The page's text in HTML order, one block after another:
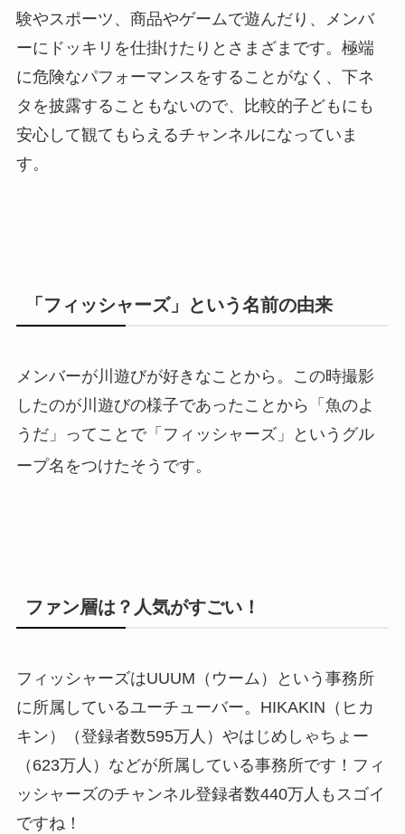
験やスポーツ、商品やゲームで遊んだり、メンバ
ーにドッキリを仕掛けたりとさまざまです。極端
に危険なパフォーマンスをすることがなく、下ネ
タを披露することもないので、比較的子どもにも
安心して観てもらえるチャンネルになっていま
す。
「フィッシャーズ」という名前の由来
メンバーが川遊びが好きなことから。この時撮影
したのが川遊びの様子であったことから「魚のよ
うだ」ってことで「フィッシャーズ」というグル
ープ名をつけたそうです。
ファン層は？人気がすごい！
フィッシャーズはUUUM（ウーム）という事務所
に所属しているユーチューバー。HIKAKIN（ヒカ
キン）（登録者数595万人）やはじめしゃちょー
（623万人）などが所属している事務所です！フィ
ッシャーズのチャンネル登録者数440万人もスゴイ
ですね！